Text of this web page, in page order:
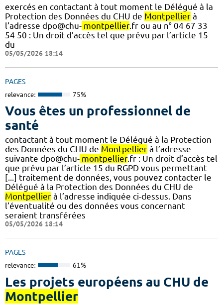
exercés en contactant à tout moment le Délégué à la
Protection des Données du CHU de Montpellier à
l’adresse dpo@chu- montpellier.fr ou au n° 04 67 33
54 50 : Un droit d’accès tel que prévu par l’article 15
du
05/05/2026 18:14
PAGES
relevance: 75%
Vous êtes un professionnel de
santé
contactant à tout moment le Délégué à la Protection
des Données du CHU de Montpellier à l’adresse
suivante dpo@chu- montpellier.fr : Un droit d’accès tel
que prévu par l’article 15 du RGPD vous permettant
[...] traitement de données, vous pouvez contacter le
Délégué à la Protection des Données du CHU de
Montpellier à l’adresse indiquée ci-dessus. Dans
l’éventualité ou des données vous concernant
seraient transférées
05/05/2026 18:14
PAGES
relevance: 61%
Les projets européens au CHU de
Montpellier